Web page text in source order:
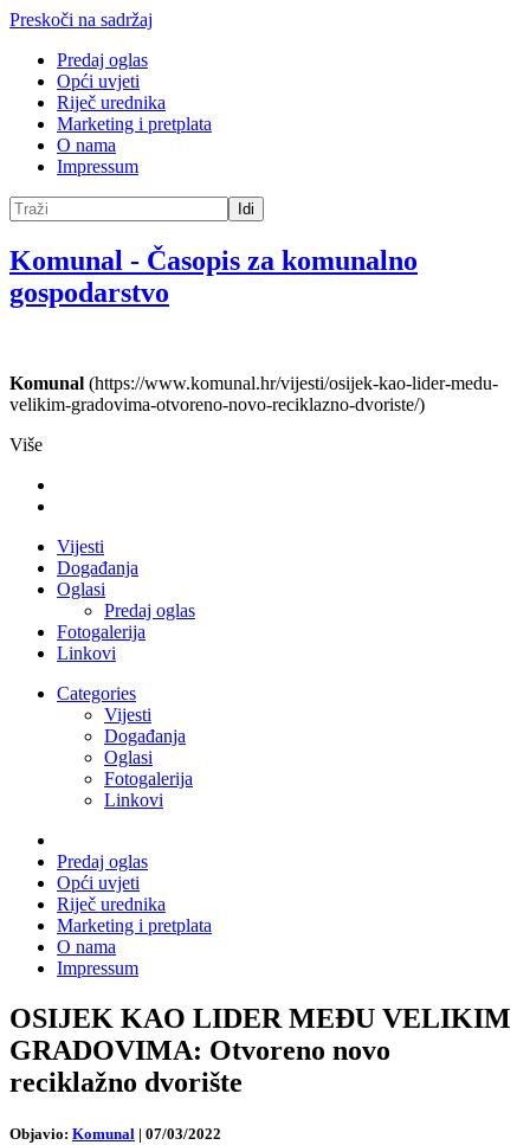
Preskoči na sadržaj
Predaj oglas
Opći uvjeti
Riječ urednika
Marketing i pretplata
O nama
Impressum
Idi
Komunal - Časopis za komunalno
gospodarstvo
Komunal (https://www.komunal.hr/vijesti/osijek-kao-lider-medu-
velikim-gradovima-otvoreno-novo-reciklazno-dvoriste/)
Više
Vijesti
Događanja
Oglasi
Predaj oglas
Fotogalerija
Linkovi
Categories
Vijesti
Događanja
Oglasi
Fotogalerija
Linkovi
Predaj oglas
Opći uvjeti
Riječ urednika
Marketing i pretplata
O nama
Impressum
OSIJEK KAO LIDER MEĐU VELIKIM
GRADOVIMA: Otvoreno novo
reciklažno dvorište
Objavio: Komunal | 07/03/2022